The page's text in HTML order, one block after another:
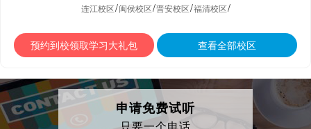
连江校区/闽侯校区/晋安校区/福清校区/
预约到校领取学习大礼包 查看全部校区
申请免费试听